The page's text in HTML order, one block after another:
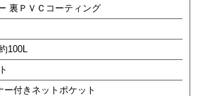
裏ＰＶＣコーティング
100L
付きネットポケット